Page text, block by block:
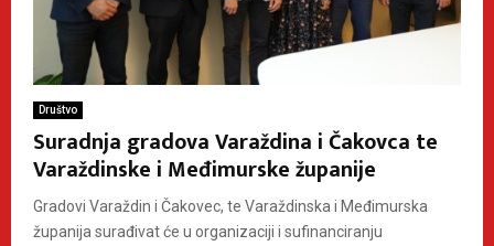
Društvo
Suradnja gradova Varaždina i Čakovca te
Varaždinske i Međimurske županije
Gradovi Varaždin i Čakovec, te Varaždinska i Međimurska
županija surađivat će u organizaciji i sufinanciranju